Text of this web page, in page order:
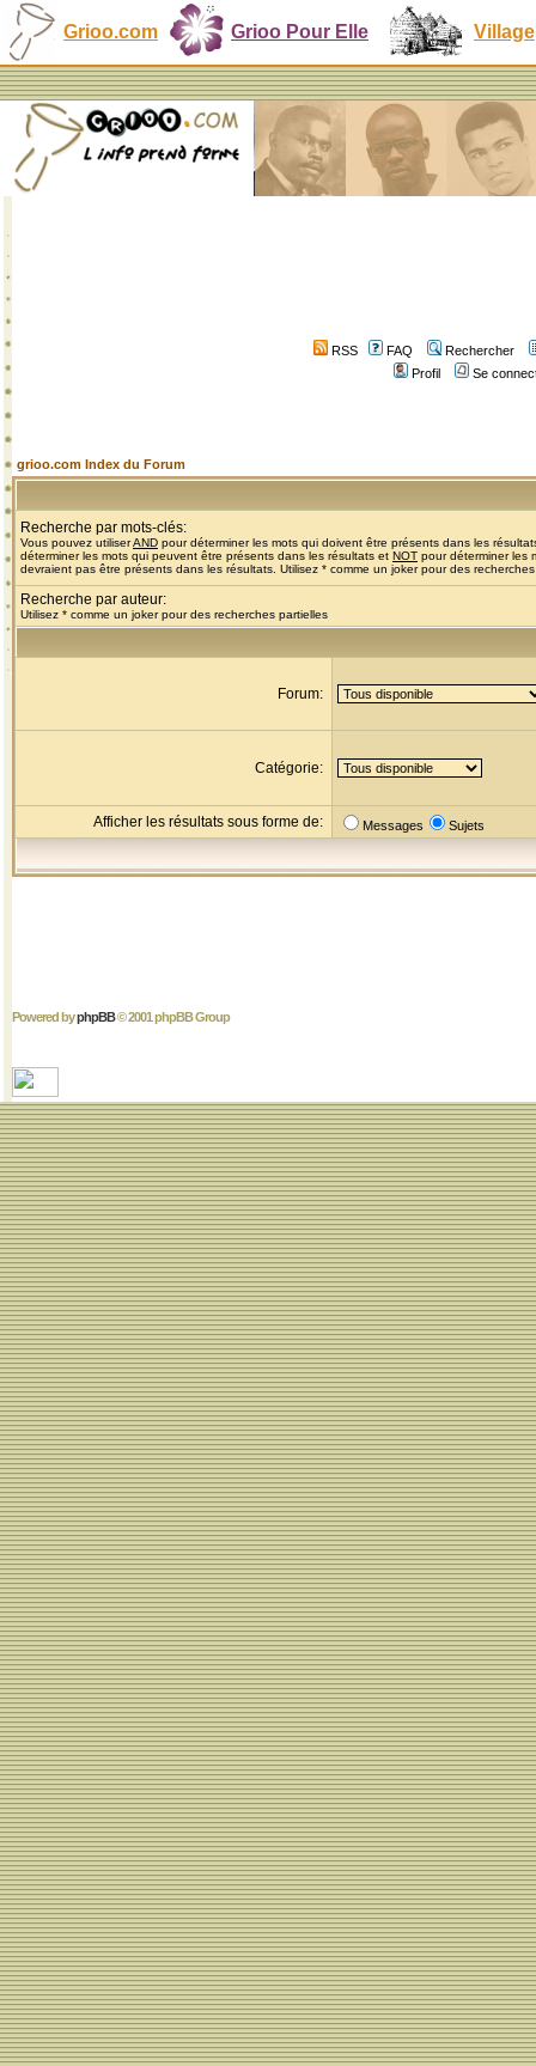
Grioo.com Grioo Pour Elle Village
RSS FAQ
Rechercher
Profil
Se
grioo.com Index du Forum
Recherche par mots-clés:
Vous pouvez utiliserAND pour déterminer les mots qui doivent être présents dans les
déterminer les mots qui peuvent être présents dans les résultats et NOT pour déterminer les
devraient pas être présents dans les résultats. Utilisez * comme un joker pour des
Recherche par auteur:
Utilisez * comme un joker pour des recherches partielles
Forum:
Catégorie:
Afficher les résultats sous forme de: Messages Sujets
Powered byphpBB© 2001 phpBB Group